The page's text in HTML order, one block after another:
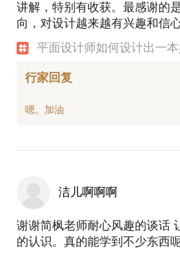
讲解，特别有收获。最感谢的
向，对设计越来越有兴趣和信心
平面设计师如何设计出一
行家回复
洁儿啊啊啊
谢谢简枫老师耐心风趣的谈话
的认识。真的能学到不少东西